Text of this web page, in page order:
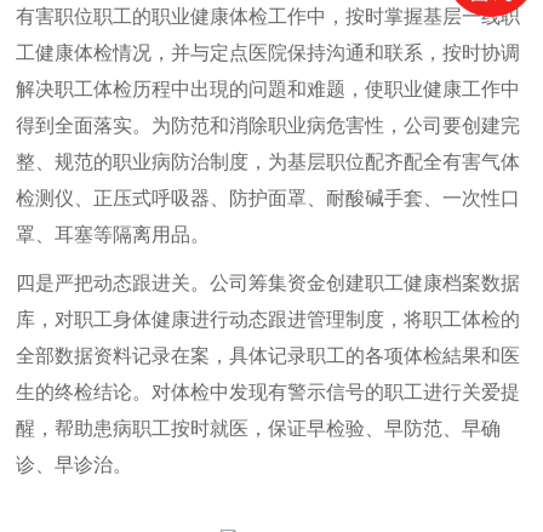
有害职位职工的职业健康体检工作中，按时掌握基层一线职
工健康体检情况，并与定点医院保持沟通和联系，按时协调
解决职工体检历程中出現的问題和难题，使职业健康工作中
得到全面落实。为防范和消除职业病危害性，公司要创建完
整、规范的职业病防治制度，为基层职位配齐配全有害气体
检测仪、正压式呼吸器、防护面罩、耐酸碱手套、一次性口
罩、耳塞等隔离用品。
四是严把动态跟进关。公司筹集资金创建职工健康档案数据
库，对职工身体健康进行动态跟进管理制度，将职工体检的
全部数据资料记录在案，具体记录职工的各项体检結果和医
生的终检结论。对体检中发现有警示信号的职工进行关爱提
醒，帮助患病职工按时就医，保证早检验、早防范、早确
诊、早诊治。